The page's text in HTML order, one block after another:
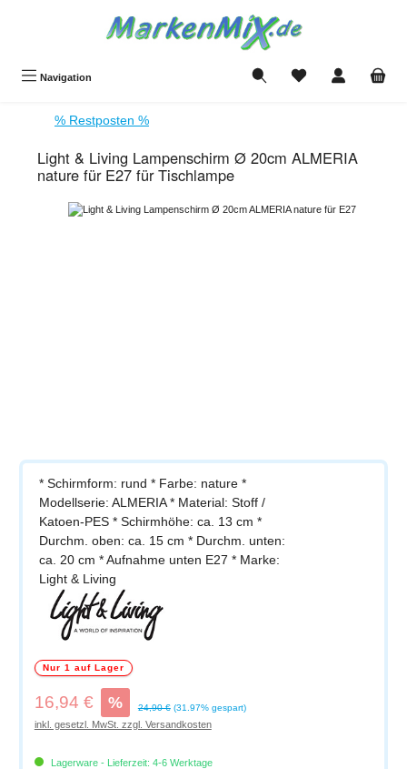
Navigation Du hast 0 Produkte
% Restposten %
Light & Living Lampenschirm Ø 20cm ALMERIA
nature für E27 für Tischlampe
Bildergalerie überspringen
* Schirmform: rund * Farbe: nature *
Modellserie: ALMERIA * Material: Stoff /
Katoen-PES * Schirmhöhe: ca. 13 cm *
Durchm. oben: ca. 15 cm * Durchm. unten:
ca. 20 cm * Aufnahme unten E27 * Marke:
Light & Living
Nur 1 auf Lager
Verkaufspreis:
16,94 € % Regulärer Preis:
24,90 € (31.97% gespart)
inkl. gesetzl. MwSt. zzgl. Versandkosten
Lagerware - Lieferzeit: 4-6 Werktage